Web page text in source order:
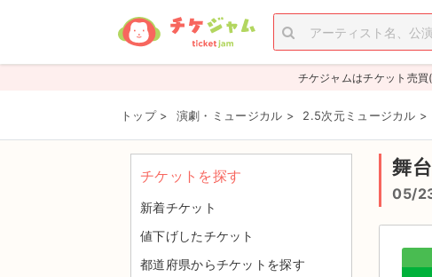
チケジャムはチケット売
トップ > 演劇・ミュージカル > 2.5次元ミュージカル >
舞
05/
チケットを探す
新着チケット
値下げしたチケット
都道府県からチケットを探す